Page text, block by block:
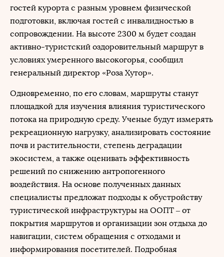
гостей курорта с разным уровнем физической
подготовки, включая гостей с инвалидностью в
сопровождении. На высоте 2300 м будет создан
активно-туристский оздоровительный маршрут в
условиях умеренного высокогорья, сообщил
генеральный директор «Роза Хутор».
Одновременно, по его словам, маршруты станут
площадкой для изучения влияния туристического
потока на природную среду. Ученые будут измерять
рекреационную нагрузку, анализировать состояние
почв и растительности, степень деградации
экосистем, а также оценивать эффективность
решений по снижению антропогенного
воздействия. На основе полученных данных
специалисты предложат подходы к обустройству
туристической инфраструктуры на ООПТ – от
покрытия маршрутов и организации зон отдыха до
навигации, систем обращения с отходами и
информирования посетителей. Подробная